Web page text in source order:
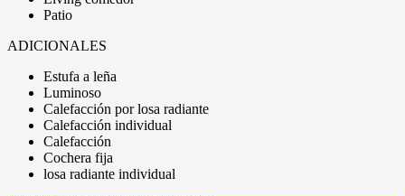
Patio
ADICIONALES
Estufa a leña
Luminoso
Calefacción por losa radiante
Calefacción individual
Calefacción
Cochera fija
losa radiante individual